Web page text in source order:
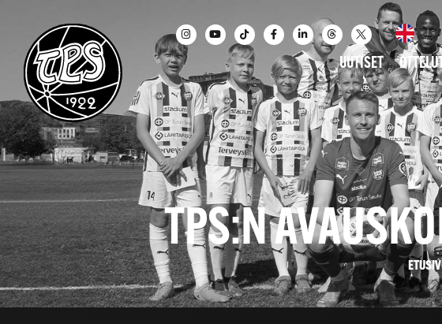
UUTISET
TPS:N